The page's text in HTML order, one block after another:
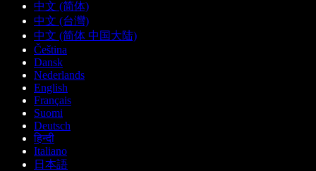
中文 (简体)
中文 (台灣)
中文 (简体 中国大陆)
Čeština
Dansk
Nederlands
English
Français
Suomi
Deutsch
हिन्दी
Italiano
日本語